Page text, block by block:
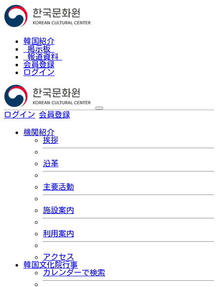
韓国紹介
掲示板
報道資料
会員登録
ログイン
ログイン 会員登録
機関紹介
挨拶
沿革
主要活動
施設案内
利用案内
アクセス
韓国文化院行事
カレンダーで検索